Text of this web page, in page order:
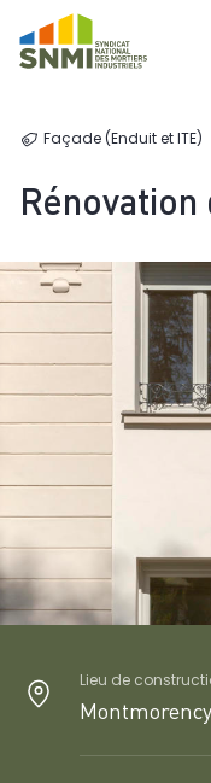
Façade (Enduit et ITE)
Rénovation
Lieu de
Cookies management